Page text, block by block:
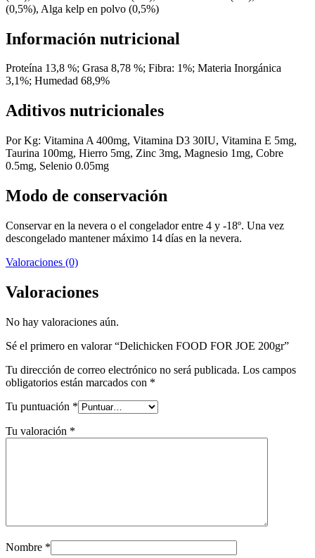
(0,5%), Alga kelp en polvo (0,5%)
Información nutricional
Proteína 13,8 %; Grasa 8,78 %; Fibra: 1%; Materia Inorgánica
3,1%; Humedad 68,9%
Aditivos nutricionales
Por Kg: Vitamina A 400mg, Vitamina D3 30IU, Vitamina E 5mg,
Taurina 100mg, Hierro 5mg, Zinc 3mg, Magnesio 1mg, Cobre
0.5mg, Selenio 0.05mg
Modo de conservación
Conservar en la nevera o el congelador entre 4 y -18º. Una vez
descongelado mantener máximo 14 días en la nevera.
Valoraciones (0)
Valoraciones
No hay valoraciones aún.
Sé el primero en valorar “Delichicken FOOD FOR JOE 200gr”
Tu dirección de correo electrónico no será publicada. Los campos
obligatorios están marcados con *
Tu puntuación *
Tu valoración *
Nombre *